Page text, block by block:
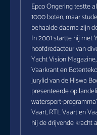
Epco Ongering testte
1000 boten, maar
behaalde daarna zijn
In 2001 startte hij met
hoofdredacteur van
Yacht Vision
Vaarkrant en
jurylid van de Hiswa
presenteerde op
watersport-
Vaart, RTL Vaart en
hij de drijvende kracht